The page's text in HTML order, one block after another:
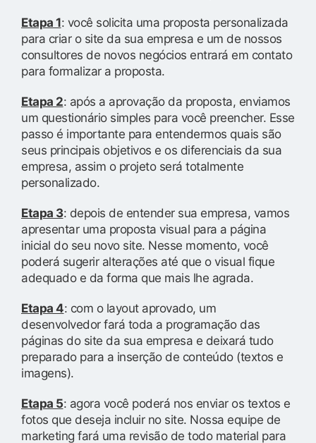
Etapa 1: você solicita uma proposta personalizada
para criar o site da sua empresa e um de nossos
consultores de novos negócios entrará em contato
para formalizar a proposta.
Etapa 2: após a aprovação da proposta, enviamos
um questionário simples para você preencher. Esse
passo é importante para entendermos quais são
seus principais objetivos e os diferenciais da sua
empresa, assim o projeto será totalmente
personalizado.
Etapa 3: depois de entender sua empresa, vamos
apresentar uma proposta visual para a página
inicial do seu novo site. Nesse momento, você
poderá sugerir alterações até que o visual fique
adequado e da forma que mais lhe agrada.
Etapa 4: com o layout aprovado, um
desenvolvedor fará toda a programação das
páginas do site da sua empresa e deixará tudo
preparado para a inserção de conteúdo (textos e
imagens).
Etapa 5: agora você poderá nos enviar os textos e
fotos que deseja incluir no site. Nossa equipe de
marketing fará uma revisão de todo material para